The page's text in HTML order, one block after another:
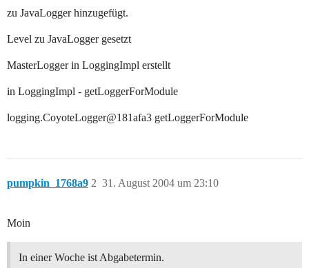
zu JavaLogger hinzugefügt.
Level zu JavaLogger gesetzt
MasterLogger in LoggingImpl erstellt
in LoggingImpl - getLoggerForModule
logging.CoyoteLogger@181afa3 getLoggerForModule
pumpkin_1768a9 31. August 2004 um 23:10
2
Moin
In einer Woche ist Abgabetermin.